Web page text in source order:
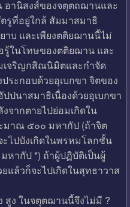
อานิสงส์ของจตุตถฌานและ
รูที่อยู่ใกล้ สัมมาสมาธิ
าบ และเพียงตติยฌานนี้ไม่
รู้ในโทษของตติยฌาน และ
จริญกสิณนิมิตและกำจัด
ระกอบด้วยอุเบกขา จิตของ
ปนาสมาธิเนื่องด้วยอุเบกขา
จากตายไปย่อมเกิดใน
มาณ ๕๐๐ มหากัป (ถ้าจิต
ไปบังเกิดในพรหมโลกชั้น
ากัป *) ถ้าผู้ปฏิบัติเป็นผู้
แล้วก็จะไปเกิดในสุทธาวาส
สูง ในจตุตฌานนี้จึงไม่มี ?